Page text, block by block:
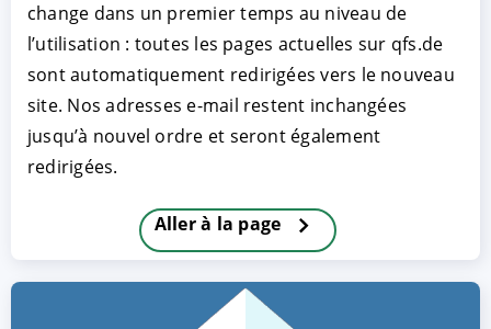
change dans un premier temps au niveau de
l’utilisation : toutes les pages actuelles sur qfs.de
sont automatiquement redirigées vers le nouveau
site. Nos adresses e-mail restent inchangées
jusqu’à nouvel ordre et seront également
redirigées.
Aller à la page